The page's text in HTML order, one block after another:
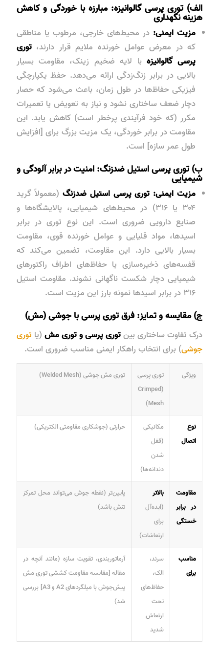
الف) توری پرسی گالوانیزه: مبارزه با خوردگی و کاهش
هزینه نگهداری
مزیت ایمنی: در محیط‌های خارجی، مرطوب یا مناطقی
که در معرض عوامل خورنده ملایم قرار دارند،توری
پرسی گالوانیزهبا لایه ضخیم زینک، مقاومت بسیار
بالایی در برابر زنگ‌زدگی ارائه می‌دهد. حفظ یکپارچگی
فیزیکی حفاظ‌ها در طول زمان، باعث می‌شود که حصار
دچار ضعف ساختاری نشود و نیاز به تعویض یا تعمیرات
مکرر (که خود فرآیندی پرخطر است) کاهش یابد. این
مقاومت در برابر خوردگی، یک مزیت بزرگ برای [افزایش
طول عمر سازه] است.
ب) توری پرسی استیل ضدزنگ: امنیت در برابر آلودگی و
شیمیایی
مزیت ایمنی: توری پرسی استیل ضدزنگ (معمولاً گرید
۳۰۴ یا ۳۱۶) در محیط‌های شیمیایی، پالایشگاه‌ها و
صنایع دارویی ضروری است. این نوع توری در برابر
اسیدها، مواد قلیایی و عوامل خورنده قوی، مقاومت
بسیار بالایی دارد. این مقاومت، تضمین می‌کند که
قفسه‌های ذخیره‌سازی یا حفاظ‌های اطراف راکتورهای
شیمیایی دچار شکست ناگهانی نشوند. مقاومت استیل
۳۱۶ در برابر اسیدها نمونه بارز این مزیت است.
ج) مقایسه و تمایز: فرق توری پرسی با جوشی (مش)
درک تفاوت ساختاری بینتوری پرسی و توری مش (یا توری
جوشی) برای انتخاب راهکار ایمنی مناسب ضروری است.
ویژگی
توری پرسی
(Crimped
Mesh)
توری مش جوشی (Welded Mesh)
نوع
اتصال
مکانیکی
(قفل
شدن
دندانه‌ها)
حرارتی (جوشکاری مقاومتی الکتریکی)
مقاومت
در برابر
خستگی
بالاتر
(ایده‌آل
برای
ارتعاشات)
پایین‌تر (نقطه جوش می‌تواند محل تمرکز
تنش باشد)
مناسب
برای
سرند،
الک،
حفاظ‌های
تحت
ارتعاش
شدید
آرماتوربندی، تقویت سازه (مانند آنچه در
مقاله [مقایسه مقاومت کششی توری مش
پیش‌جوش با میلگردهای A2 و A3] بررسی
شد)